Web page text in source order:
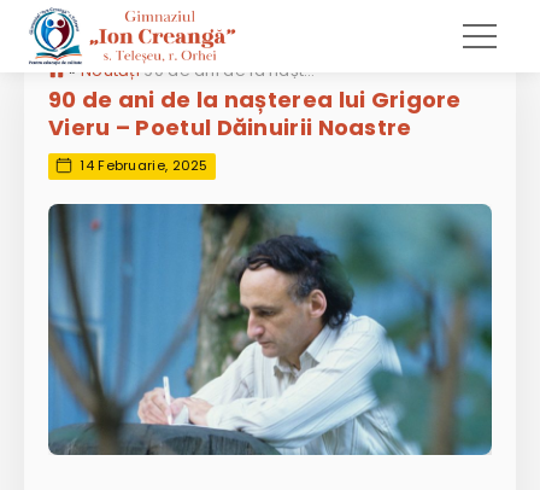
»Noutăți 90 de ani de la nașterea lui Grigore Vieru – Poetul Dăinuirii Noastre
90 de ani de la nașterea lui Grigore
Vieru – Poetul Dăinuirii Noastre
14 Februarie, 2025